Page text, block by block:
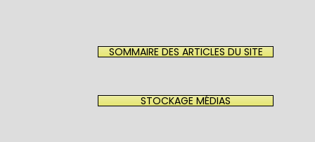
SOMMAIRE DES ARTICLES DU SITE
STOCKAGE MÉDIAS